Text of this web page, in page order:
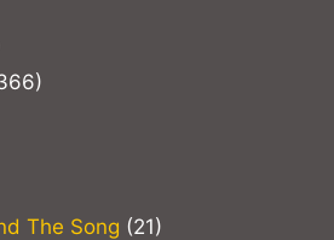
The Song (21)